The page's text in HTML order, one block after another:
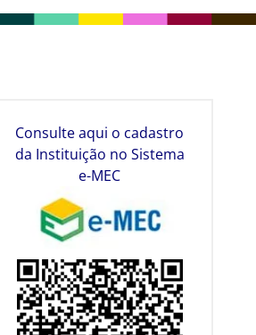
Consulte aqui o cadastro
da Instituição no Sistema
e-MEC